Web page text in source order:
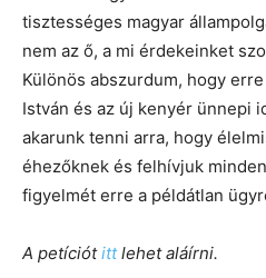
tisztességes magyar
nem az ő, a mi érdekeinket
Különös abszurdum, hogy
István és az új kenyér ünnepi
akarunk tenni arra, hogy
éhezőknek és felhívjuk
figyelmét erre a példátlan
A petíciótittlehet aláírni.